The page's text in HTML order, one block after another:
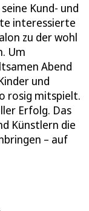
Kund- und
interessierte
zu der wohl
Um
Abend
und
rosig mitspielt.
Erfolg. Das
Künstlern die
– auf